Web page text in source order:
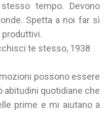
tempo. Devono
Spetta a noi far sì
te stesso, 1938
possono essere
abitudini quotidiane che
prime e mi aiutano a